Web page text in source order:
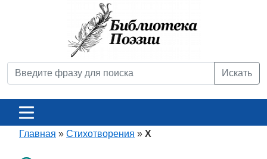
Искать
Главная » Стихотворения » Х